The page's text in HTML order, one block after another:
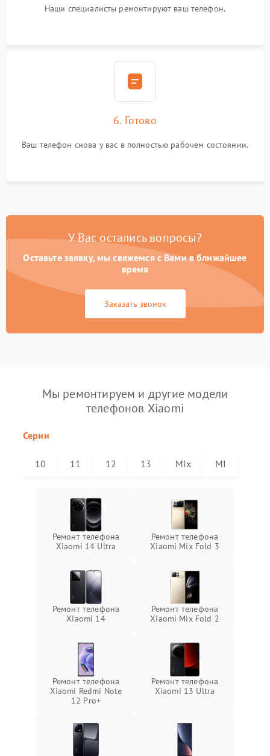
Наши специалисты ремонтируют ваш телефон.
6. Готово
Ваш телефон снова у вас в полностью рабочем состоянии.
У Вас остались вопросы?
Оставьте заявку, мы свяжемся с Вами в ближайшее
время
Заказать звонок
Мы ремонтируем и другие модели
телефонов Xiaomi
Серии
10 11 12 13 Mix MI
Ремонт телефона
Xiaomi 14 Ultra
Ремонт телефона
Xiaomi Mix Fold 3
Ремонт телефона
Xiaomi 14
Ремонт телефона
Xiaomi Mix Fold 2
Ремонт телефона
Xiaomi Redmi Note
12 Pro+
Ремонт телефона
Xiaomi 13 Ultra